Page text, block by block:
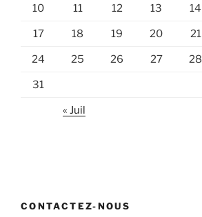
10 11 12 13 14
17 18 19 20 21
24 25 26 27 28
31
« Juil
CONTACTEZ-NOUS